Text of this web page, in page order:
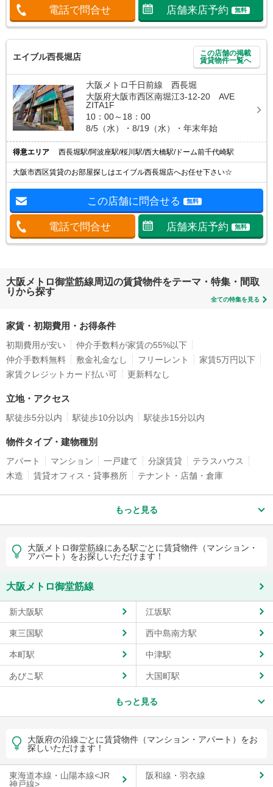
電話で問合せ 店舗来店予約 無料
エイブル西長堀店
この店舗の掲載
賃貸物件一覧へ
大阪メトロ千日前線 西長堀
大阪府大阪市西区南堀江3-12-20 AVE
ZITA1F
10：00～18：00
8/5（水）・8/19（水）・年末年始
得意エリア 西長堀駅/阿波座駅/桜川駅/西大橋駅/ドーム前千代崎駅
大阪市西区賃貸のお部屋探しはエイブル西長堀店へお任せ下さい☆
この店舗に問合せる 無料
電話で問合せ 店舗来店予約 無料
大阪メトロ御堂筋線周辺の賃貸物件をテーマ・特集・間取
りから探す
全ての特集を見る
家賃・初期費用・お得条件
初期費用が安い
仲介手数料が家賃の55%以下
仲介手数料無料
敷金礼金なし フリーレント
家賃5万円以下
家賃クレジットカード払い可
更新料なし
立地・アクセス
駅徒歩5分以内 駅徒歩10分以内 駅徒歩15分以内
物件タイプ・建物種別
アパート マンション 一戸建て 分譲賃貸
テラスハウス
木造
賃貸オフィス・貸事務所 テナント・店舗・倉庫
もっと見る
大阪メトロ御堂筋線にある駅ごとに賃貸物件（マンション・
アパート）をお探しいただけます！
大阪メトロ御堂筋線
新大阪駅 江坂駅
東三国駅 西中島南方駅
本町駅 中津駅
あびこ駅 大国町駅
もっと見る
大阪府の沿線ごとに賃貸物件（マンション・アパート）をお
探しいただけます！
東海道本線・山陽本線<JR
神戸線>
阪和線・羽衣線